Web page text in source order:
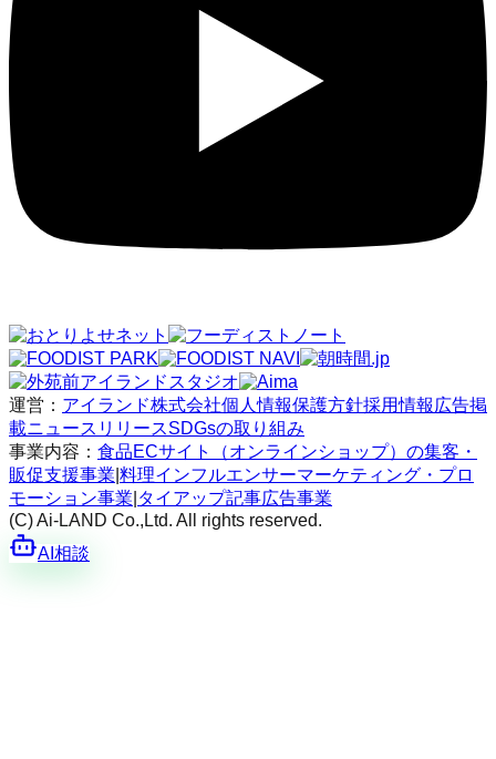
運営： アイランド株式会社個人情報保護方針採用情報 広告掲
載ニュースリリースSDGsの取り組み
事業内容： 食品ECサイト（オンラインショップ）の集客・
販促支援事業 料理インフルエンサーマーケティング・プロ
モーション事業 タイアップ記事広告事業
(C) Ai-LAND Co.,Ltd. All rights reserved.
AI相談